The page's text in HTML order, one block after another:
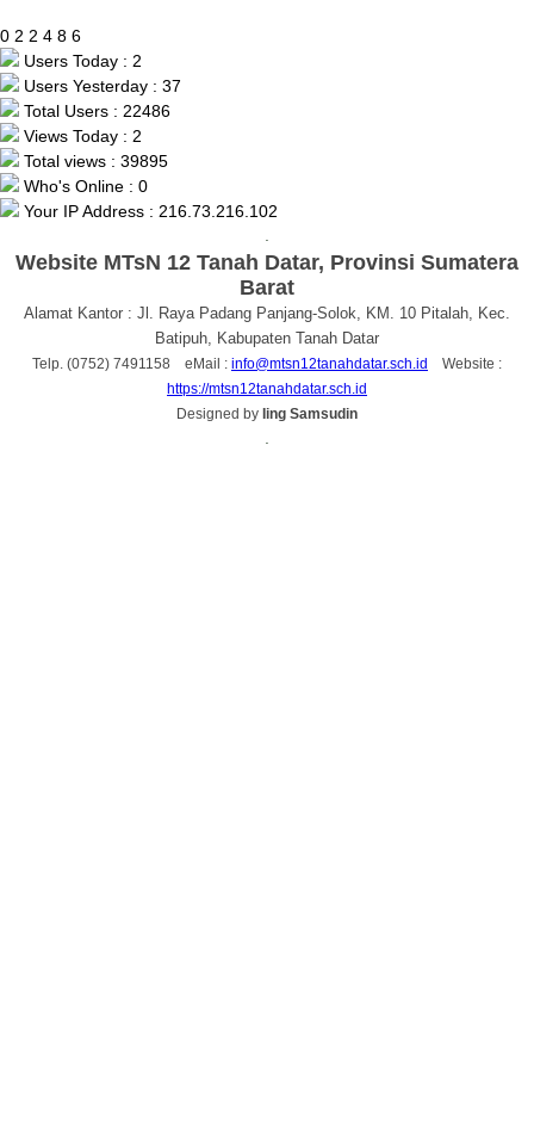
0 2 2 4 8 6
Users Today : 2
Users Yesterday : 37
Total Users : 22486
Views Today : 2
Total views : 39895
Who's Online : 0
Your IP Address : 216.73.216.102
Website MTsN 12 Tanah Datar, Provinsi Sumatera
Barat
Alamat Kantor : Jl. Raya Padang Panjang-Solok, KM. 10 Pitalah, Kec.
Batipuh, Kabupaten Tanah Datar
Telp. (0752) 7491158 eMail : info@mtsn12tanahdatar.sch.id
Website :
https://mtsn12tanahdatar.sch.id
Designed by Iing Samsudin